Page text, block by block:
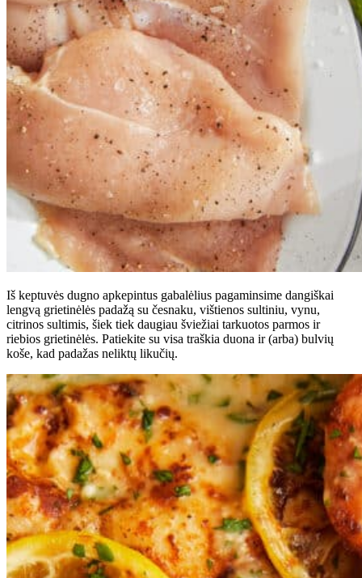
Iš keptuvės dugno apkepintus gabalėlius pagaminsime dangiškai
lengvą grietinėlės padažą su česnaku, vištienos sultiniu, vynu,
citrinos sultimis, šiek tiek daugiau šviežiai tarkuotos parmos ir
riebios grietinėlės. Patiekite su visa traškia duona ir (arba) bulvių
koše, kad padažas neliktų likučių.